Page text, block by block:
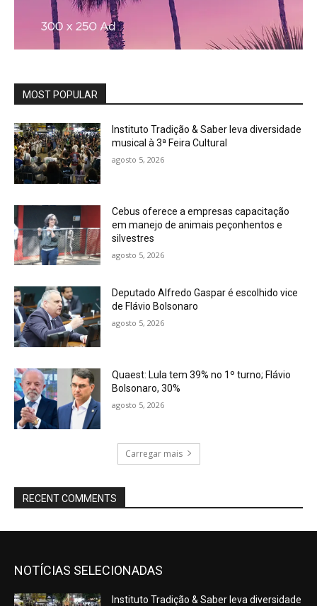
MOST POPULAR
Instituto Tradição & Saber leva diversidade
musical à 3ª Feira Cultural
agosto 5, 2026
Cebus oferece a empresas capacitação
em manejo de animais peçonhentos e
silvestres
agosto 5, 2026
Deputado Alfredo Gaspar é escolhido vice
de Flávio Bolsonaro
agosto 5, 2026
Quaest: Lula tem 39% no 1º turno; Flávio
Bolsonaro, 30%
agosto 5, 2026
Carregar mais
RECENT COMMENTS
NOTÍCIAS SELECIONADAS
Instituto Tradição & Saber leva diversidade